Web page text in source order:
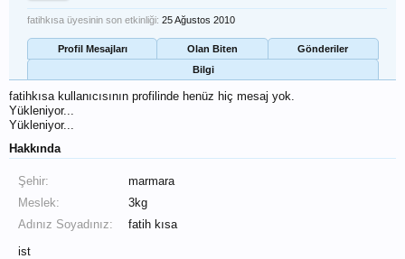
fatihkısa üyesinin son etkinliği: 25 Ağustos 2010
Profil Mesajları Olan Biten
Gönderiler
Bilgi
fatihkısa kullanıcısının profilinde henüz hiç mesaj yok.
Yükleniyor...
Yükleniyor...
Hakkında
Şehir:
marmara
Meslek:
3kg
Adınız Soyadınız:
fatih kısa
ist